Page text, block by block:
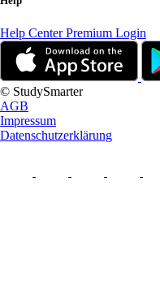
Help CenterPremium Login
© StudySmarter
AGB
Impressum
Datenschutzerklärung